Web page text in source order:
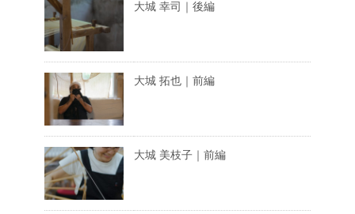
大城 幸司｜後編
大城 拓也｜前編
大城 美枝子｜前編